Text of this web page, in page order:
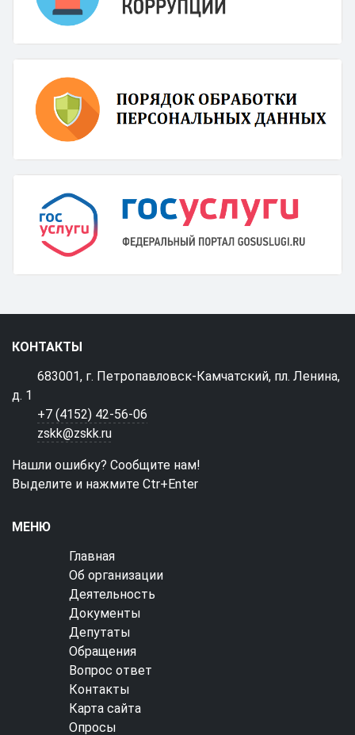
КОНТАКТЫ
683001, г. Петропавловск-Камчатский, пл. Ленина,
д. 1
+7 (4152) 42-56-06
zskk@zskk.ru
Нашли ошибку? Сообщите нам!
Выделите и нажмите Ctr+Enter
МЕНЮ
Главная
Об организации
Деятельность
Документы
Депутаты
Обращения
Вопрос ответ
Контакты
Карта сайта
Опросы